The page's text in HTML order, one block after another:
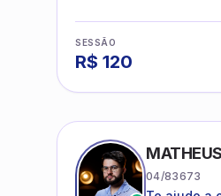
SESSÃO
R$ 120
04/83673